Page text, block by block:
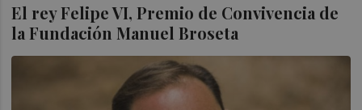
El rey Felipe VI, Premio de Convivencia de
la Fundación Manuel Broseta